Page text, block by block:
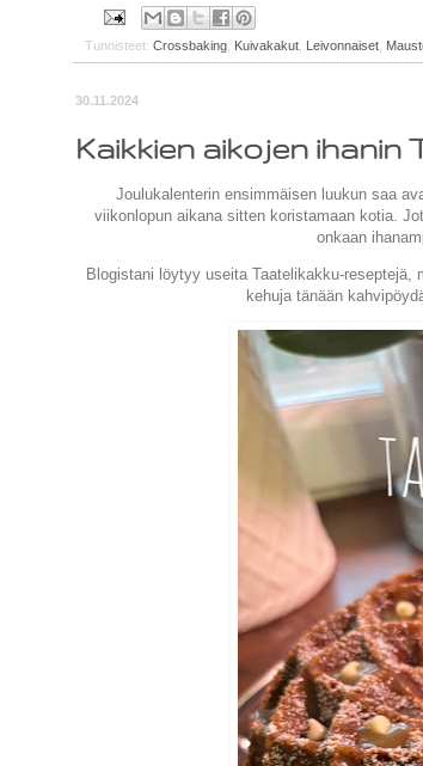
Tunnisteet: Crossbaking Kuivakakut Leivonnaiset
30.11.2024
Kaikkien aikojen ihanin
Joulukalenterin ensimmäisen luukun saa
viikonlopun aikana sitten koristamaan kotia.
onkaan
Blogistani löytyy useita Taatelikakku-
kehuja tänään